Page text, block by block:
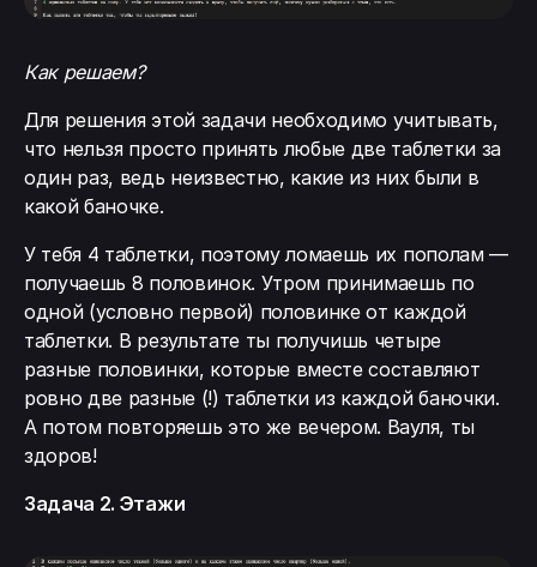
Как решаем?
Для решения этой задачи необходимо учитывать,
что нельзя просто принять любые две таблетки за
один раз, ведь неизвестно, какие из них были в
какой баночке.
У тебя 4 таблетки, поэтому ломаешь их пополам —
получаешь 8 половинок. Утром принимаешь по
одной (условно первой) половинке от каждой
таблетки. В результате ты получишь четыре
разные половинки, которые вместе составляют
ровно две разные (!) таблетки из каждой баночки.
А потом повторяешь это же вечером. Вауля, ты
здоров!
Задача 2. Этажи